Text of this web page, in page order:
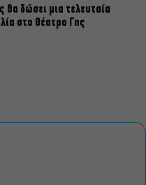
θα δώσει μια τελευταία
στο Θέατρο Γης